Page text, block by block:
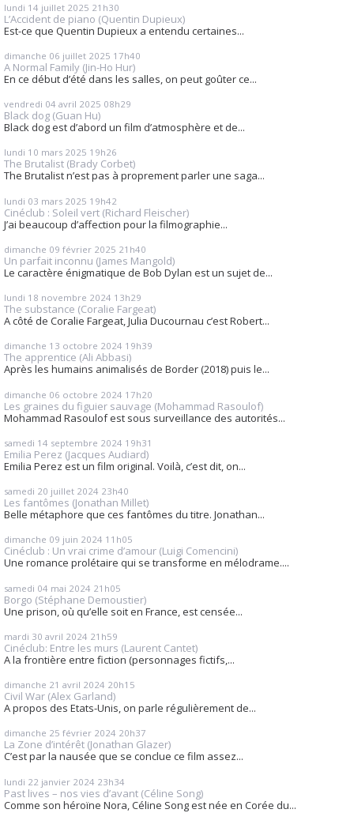
lundi 14 juillet 2025 21h30
L’Accident de piano (Quentin Dupieux)
Est-ce que Quentin Dupieux a entendu certaines...
dimanche 06 juillet 2025 17h40
A Normal Family (Jin-Ho Hur)
En ce début d’été dans les salles, on peut goûter ce...
vendredi 04 avril 2025 08h29
Black dog (Guan Hu)
Black dog est d’abord un film d’atmosphère et de...
lundi 10 mars 2025 19h26
The Brutalist (Brady Corbet)
The Brutalist n’est pas à proprement parler une saga...
lundi 03 mars 2025 19h42
Cinéclub : Soleil vert (Richard Fleischer)
J’ai beaucoup d’affection pour la filmographie...
dimanche 09 février 2025 21h40
Un parfait inconnu (James Mangold)
Le caractère énigmatique de Bob Dylan est un sujet de...
lundi 18 novembre 2024 13h29
The substance (Coralie Fargeat)
A côté de Coralie Fargeat, Julia Ducournau c’est Robert...
dimanche 13 octobre 2024 19h39
The apprentice (Ali Abbasi)
Après les humains animalisés de Border (2018) puis le...
dimanche 06 octobre 2024 17h20
Les graines du figuier sauvage (Mohammad Rasoulof)
Mohammad Rasoulof est sous surveillance des autorités...
samedi 14 septembre 2024 19h31
Emilia Perez (Jacques Audiard)
Emilia Perez est un film original. Voilà, c’est dit, on...
samedi 20 juillet 2024 23h40
Les fantômes (Jonathan Millet)
Belle métaphore que ces fantômes du titre. Jonathan...
dimanche 09 juin 2024 11h05
Cinéclub : Un vrai crime d’amour (Luigi Comencini)
Une romance prolétaire qui se transforme en mélodrame....
samedi 04 mai 2024 21h05
Borgo (Stéphane Demoustier)
Une prison, où qu’elle soit en France, est censée...
mardi 30 avril 2024 21h59
Cinéclub: Entre les murs (Laurent Cantet)
A la frontière entre fiction (personnages fictifs,...
dimanche 21 avril 2024 20h15
Civil War (Alex Garland)
A propos des Etats-Unis, on parle régulièrement de...
dimanche 25 février 2024 20h37
La Zone d’intérêt (Jonathan Glazer)
C’est par la nausée que se conclue ce film assez...
lundi 22 janvier 2024 23h34
Past lives – nos vies d’avant (Céline Song)
Comme son héroïne Nora, Céline Song est née en Corée du...